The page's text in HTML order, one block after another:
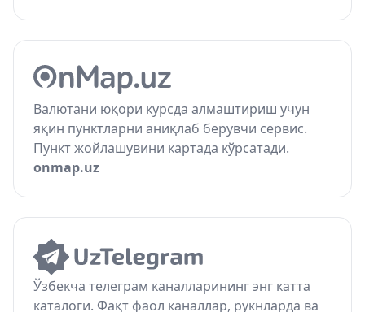
Валютани юқори курсда алмаштириш учун
яқин пунктларни аниқлаб берувчи сервис.
Пункт жойлашувини картада кўрсатади.
onmap.uz
Ўзбекча телеграм каналларининг энг катта
каталоги. Фақт фаол каналлар, рукнларда ва